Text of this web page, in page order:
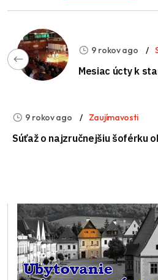
9 rokov ago
Mesiac úcty k
9 rokov ago Zaujímavosti
Súťaž o najzručnejšiu šoférku